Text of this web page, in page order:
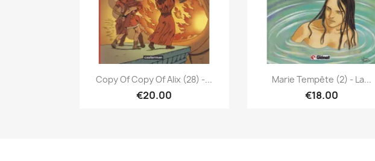
Quick view
Copy Of Copy Of Alix (28) -...
€20.00
Quick view
Marie Tempête (2) - La...
€18.00